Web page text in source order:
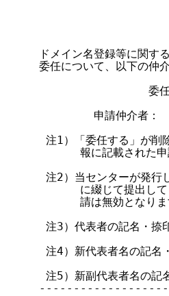
ドメイン名登録等に関す
委任について、以下の仲
委任
        申請仲介者：
注1）「委任する」が削
報に記載された申
注2）当センターが発行
に綴じて提出して
請は無効となりま
注3）代表者の記名・捺
注4）新代表者名の記名
注5）新副代表者名の記